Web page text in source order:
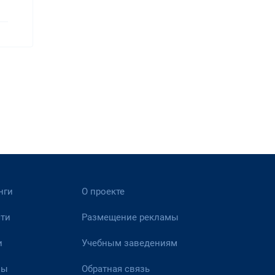
О проекте
Размещение рекламы
Учебным заведениям
Обратная связь